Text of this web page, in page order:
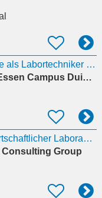
BTA, MTA, CTA, Biologe als Labortechniker (m/w/d)
Universität Duisburg-Essen Campus Duisburg
MTA, BTA oder Milchwirtschaftlicher Laborant; B. Sc. Biologie (m/w/x) für den Bereich
Group